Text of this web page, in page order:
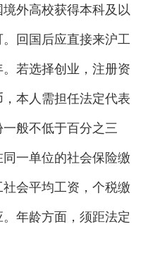
外高校获得本科及以
回国后应直接来沪工
若选择创业，注册资
本人需担任法定代表
般不低于百分之三
一单位的社会保险缴
会平均工资，个税缴
年龄方面，须距法定